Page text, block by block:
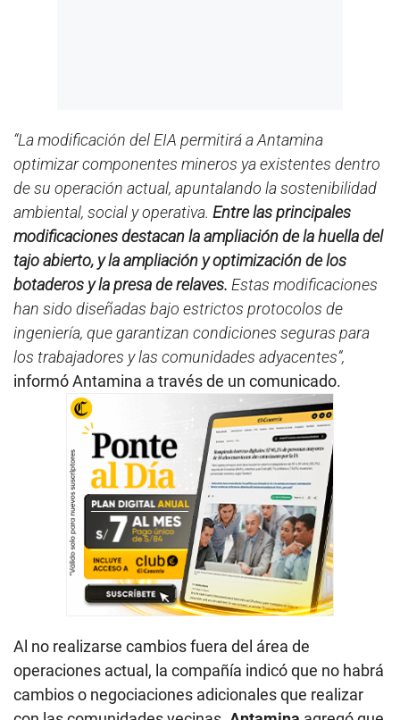
“La modificación del EIA permitirá a Antamina
optimizar componentes mineros ya existentes dentro
de su operación actual, apuntalando la sostenibilidad
ambiental, social y operativa. Entre las principales
modificaciones destacan la ampliación de la huella del
tajo abierto, y la ampliación y optimización de los
botaderos y la presa de relaves. Estas modificaciones
han sido diseñadas bajo estrictos protocolos de
ingeniería, que garantizan condiciones seguras para
los trabajadores y las comunidades adyacentes”,
informó Antamina a través de un comunicado.
Al no realizarse cambios fuera del área de
operaciones actual, la compañía indicó que no habrá
cambios o negociaciones adicionales que realizar